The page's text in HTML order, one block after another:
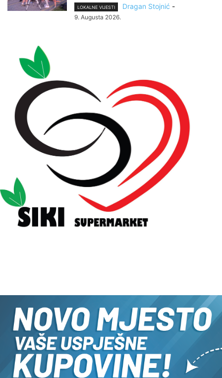
LOKALNE VIJESTI Dragan Stojnić -
9. Augusta 2026.